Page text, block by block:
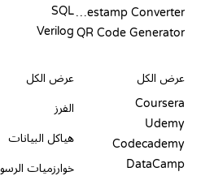
Timestamp Converter
QR Code Generator
SQL
Verilog
عرض الكل
Coursera
Udemy
Codecademy
DataCamp
عرض الكل
الفرز
هياكل البيانات